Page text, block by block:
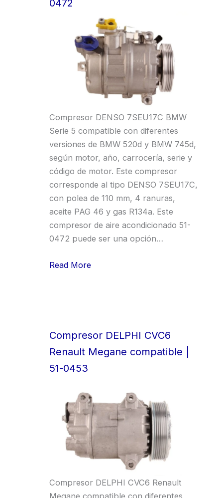
0472
Compresor DENSO 7SEU17C BMW
Serie 5 compatible con diferentes
versiones de BMW 520d y BMW 745d,
según motor, año, carrocería, serie y
código de motor. Este compresor
corresponde al tipo DENSO 7SEU17C,
con polea de 110 mm, 4 ranuras,
aceite PAG 46 y gas R134a. Este
compresor de aire acondicionado 51-
0472 puede ser una opción…
Read More
Compresor DELPHI CVC6
Renault Megane compatible |
51-0453
Compresor DELPHI CVC6 Renault